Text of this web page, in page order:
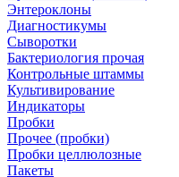
Энтероклоны
Диагностикумы
Сыворотки
Бактериология прочая
Контрольные штаммы
Культивирование
Индикаторы
Пробки
Прочее (пробки)
Пробки целлюлозные
Пакеты